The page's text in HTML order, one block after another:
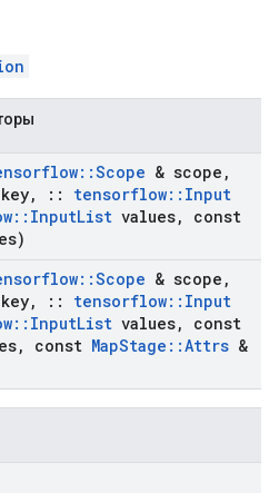
::Scope & scope ,
key, :: tensorflow:: Input
:: InputList values,
const
::Scope & scope ,
key, :: tensorflow:: Input
:: InputList values,
const
, const MapStage ::Attrs &